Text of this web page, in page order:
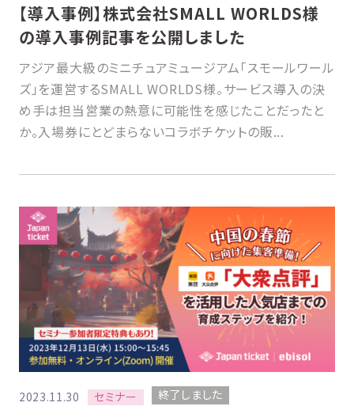
【導入事例】株式会社SMALL WORLDS様
の導入事例記事を公開しました
アジア最大級のミニチュアミュージアム「スモールワール
ズ」を運営するSMALL WORLDS様。サービス導入の決
め手は担当営業の熱意に可能性を感じたことだったと
か。入場券にとどまらないコラボチケットの販...
2023.11.30 セミナー 終了しました